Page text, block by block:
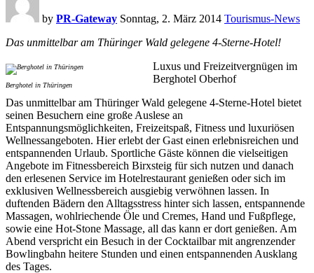
by PR-Gateway Sonntag, 2. März 2014 Tourismus-News
Das unmittelbar am Thüringer Wald gelegene 4-Sterne-Hotel!
Berghotel in Thüringen
Luxus und Freizeitvergnügen im
Berghotel Oberhof
Das unmittelbar am Thüringer Wald gelegene 4-Sterne-Hotel bietet
seinen Besuchern eine große Auslese an
Entspannungsmöglichkeiten, Freizeitspaß, Fitness und luxuriösen
Wellnessangeboten. Hier erlebt der Gast einen erlebnisreichen und
entspannenden Urlaub. Sportliche Gäste können die vielseitigen
Angebote im Fitnessbereich Birxsteig für sich nutzen und danach
den erlesenen Service im Hotelrestaurant genießen oder sich im
exklusiven Wellnessbereich ausgiebig verwöhnen lassen. In
duftenden Bädern den Alltagsstress hinter sich lassen, entspannende
Massagen, wohlriechende Öle und Cremes, Hand und Fußpflege,
sowie eine Hot-Stone Massage, all das kann er dort genießen. Am
Abend verspricht ein Besuch in der Cocktailbar mit angrenzender
Bowlingbahn heitere Stunden und einen entspannenden Ausklang
des Tages.